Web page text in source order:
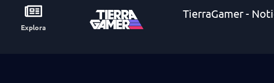
Explora
TierraGamer -